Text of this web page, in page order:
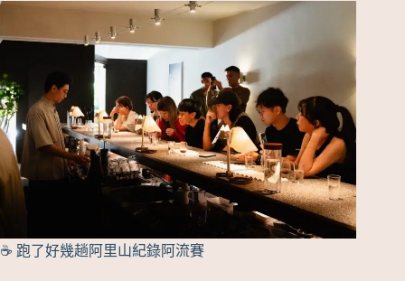
☕ 跑了好幾趟阿里山紀錄阿流賽